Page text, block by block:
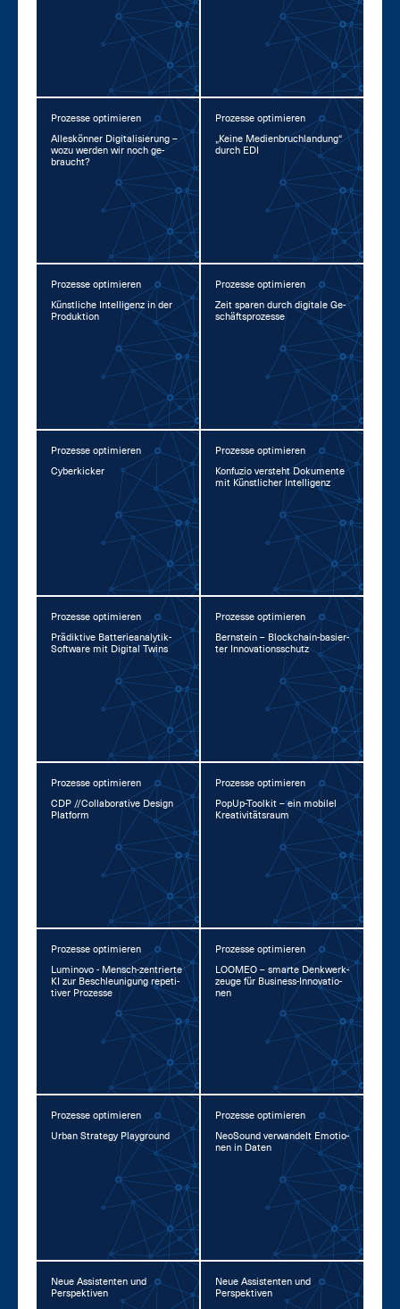
Prozesse optimieren
Al­les­kön­ner Di­gi­ta­li­sie­rung –
wo­zu wer­den wir noch ge­
braucht?
Prozesse optimieren
„Kei­ne Me­di­en­bruch­lan­dung“
durch EDI
Prozesse optimieren
Künst­li­che In­tel­li­genz in der
Pro­duk­ti­on
Prozesse optimieren
Zeit spa­ren durch di­gi­ta­le Ge­
schäfts­pro­zes­se
Prozesse optimieren
Cy­ber­ki­cker
Prozesse optimieren
Kon­fu­zio ver­steht Do­ku­men­te
mit Künst­li­cher In­tel­li­genz
Prozesse optimieren
Prä­dik­ti­ve Bat­te­rie­ana­ly­tik-
Soft­ware mit Di­gi­tal Twins
Prozesse optimieren
Bern­stein – Block­chain-ba­sier­
ter In­no­va­ti­ons­schutz
Prozesse optimieren
CDP //Col­la­bo­ra­ti­ve De­sign
Plat­form
Prozesse optimieren
Po­pUp-Tool­kit – ein mo­bi­l­el
Krea­ti­vi­täts­raum
Prozesse optimieren
Lu­mi­no­vo - Mensch-zen­trier­te
KI zur Be­schleu­ni­gung re­pe­ti­
ti­ver Pro­zes­se
Prozesse optimieren
LOO­MEO – smar­te Denk­werk­
zeu­ge für Busi­ness-In­no­va­tio­
nen
Prozesse optimieren
Ur­ban Stra­te­gy Play­ground
Prozesse optimieren
Neo­Sound ver­wan­delt Emo­tio­
nen in Da­ten
Neue Assistenten und
Perspektiven
Neue Assistenten und
Perspektiven